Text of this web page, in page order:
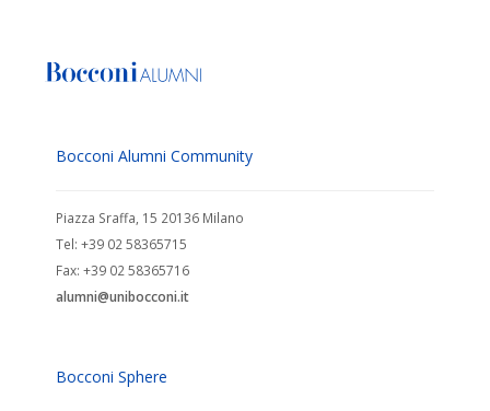
Bocconi Alumni Community
Piazza Sraffa, 15 20136 Milano
Tel: +39 02 58365715
Fax: +39 02 58365716
alumni@unibocconi.it
Bocconi Sphere